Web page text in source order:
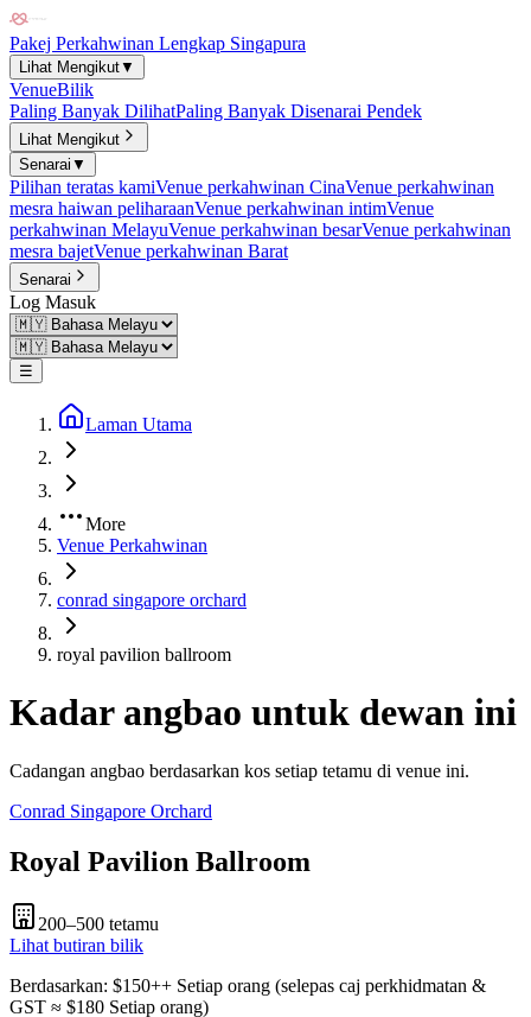
Pakej Perkahwinan Lengkap Singapura
Lihat Mengikut▼
VenueBilik
Paling Banyak DilihatPaling Banyak Disenarai Pendek
Lihat Mengikut
Senarai ▼
Pilihan teratas kamiVenue perkahwinan CinaVenue perkahwinan
mesra haiwan peliharaanVenue perkahwinan intimVenue
perkahwinan MelayuVenue perkahwinan besarVenue perkahwinan
mesra bajetVenue perkahwinan Barat
Senarai
Log Masuk
☰
Laman Utama
More
Venue Perkahwinan
conrad singapore orchard
royal pavilion ballroom
Kadar angbao untuk dewan ini
Cadangan angbao berdasarkan kos setiap tetamu di venue ini.
Conrad Singapore Orchard
Royal Pavilion Ballroom
200–500 tetamu
Lihat butiran bilik
Berdasarkan: $150++ Setiap orang (selepas caj perkhidmatan &
GST ≈ $180 Setiap orang)